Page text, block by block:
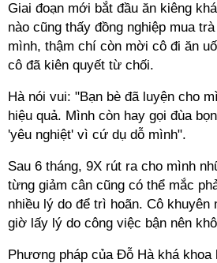
Giai đoạn mới bắt đầu ăn kiêng
nào cũng thấy đồng nghiệp mua
mình, thậm chí còn mời cô đi ăn
cô đã kiên quyết từ chối.
Hà nói vui: "Bạn bè đã luyện cho
hiệu quả. Mình còn hay gọi đùa
'yêu nghiệt' vì cứ dụ dỗ mình".
Sau 6 tháng, 9X rút ra cho mình
từng giảm cân cũng có thể mắc
nhiều lý do để trì hoãn. Cô khuyên
giờ lấy lý do công việc bận nên
Phương pháp của Đỗ Hà khá